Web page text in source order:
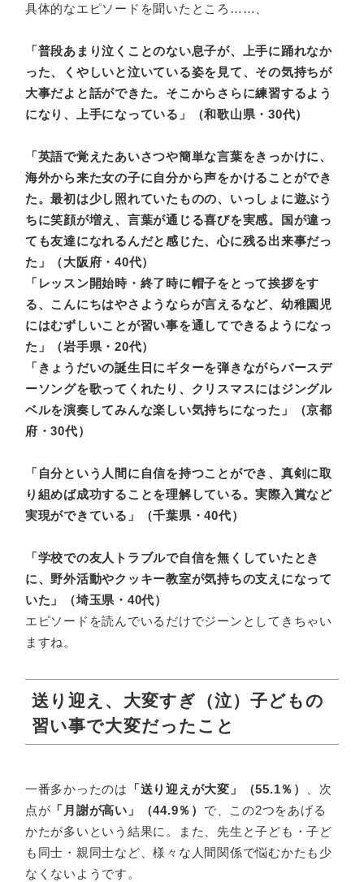
具体的なエピソードを聞いたところ……、
「普段あまり泣くことのない息子が、上手に踊れなか
った、くやしいと泣いている姿を見て、その気持ちが
大事だよと話ができた。そこからさらに練習するよう
になり、上手になっている」（和歌山県・30代）
「英語で覚えたあいさつや簡単な言葉をきっかけに、
海外から来た女の子に自分から声をかけることができ
た。最初は少し照れていたものの、いっしょに遊ぶう
ちに笑顔が増え、言葉が通じる喜びを実感。国が違っ
ても友達になれるんだと感じた、心に残る出来事だっ
た」（大阪府・40代）
「レッスン開始時・終了時に帽子をとって挨拶をす
る、こんにちはやさようならが言えるなど、幼稚園児
にはむずしいことが習い事を通してできるようになっ
た」（岩手県・20代）
「きょうだいの誕生日にギターを弾きながらバースデ
ーソングを歌ってくれたり、クリスマスにはジングル
ベルを演奏してみんな楽しい気持ちになった」（京都
府・30代）
「自分という人間に自信を持つことができ、真剣に取
り組めば成功することを理解している。実際入賞など
実現ができている」（千葉県・40代）
「学校での友人トラブルで自信を無くしていたとき
に、野外活動やクッキー教室が気持ちの支えになって
いた」（埼玉県・40代）
エピソードを読んでいるだけでジーンとしてきちゃい
ますね。
送り迎え、大変すぎ（泣）子どもの
習い事で大変だったこと
一番多かったのは 「送り迎えが大変」（55.1％）
、次
点が 「月謝が高い」（44.9％） で、この2つをあげる
かたが多いという結果に。また、先生と子ども・子ど
も同士・親同士など、様々な人間関係で悩むかたも少
なくないようです。